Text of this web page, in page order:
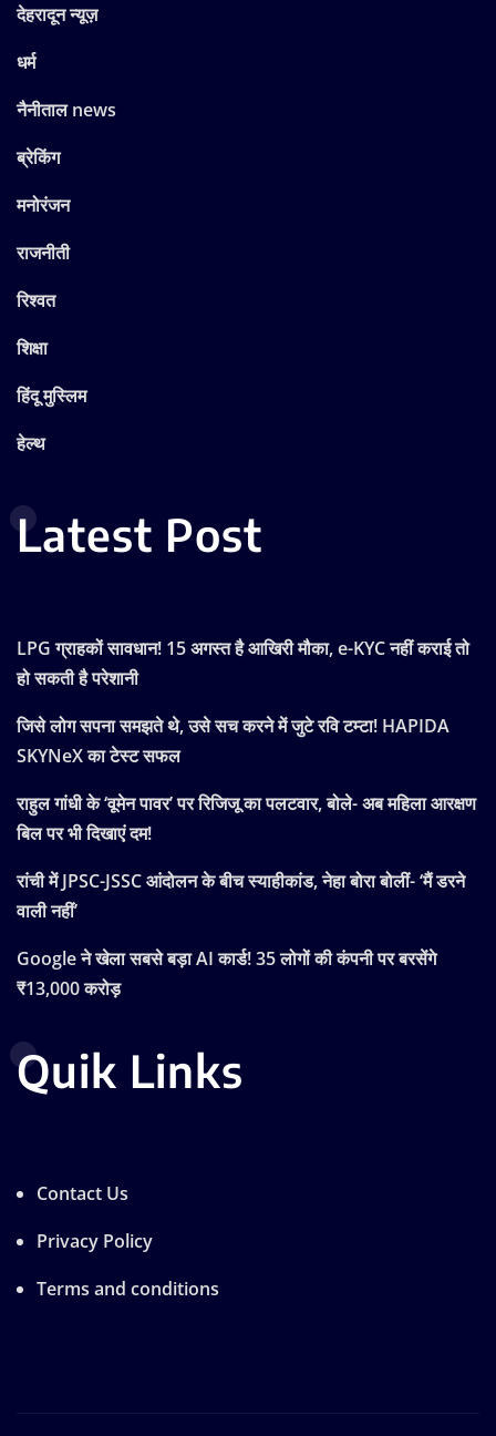
देहरादून न्यूज़
धर्म
नैनीताल news
ब्रेकिंग
मनोरंजन
राजनीती
रिश्वत
शिक्षा
हिंदू मुस्लिम
हेल्थ
Latest Post
LPG ग्राहकों सावधान! 15 अगस्त है आखिरी मौका, e-KYC नहीं कराई तो
हो सकती है परेशानी
जिसे लोग सपना समझते थे, उसे सच करने में जुटे रवि टम्टा! HAPIDA
SKYNeX का टेस्ट सफल
राहुल गांधी के ‘वूमेन पावर’ पर रिजिजू का पलटवार, बोले- अब महिला आरक्षण
बिल पर भी दिखाएं दम!
रांची में JPSC-JSSC आंदोलन के बीच स्याहीकांड, नेहा बोरा बोलीं- ‘मैं डरने
वाली नहीं’
Google ने खेला सबसे बड़ा AI कार्ड! 35 लोगों की कंपनी पर बरसेंगे
₹13,000 करोड़
Quik Links
Contact Us
Privacy Policy
Terms and conditions